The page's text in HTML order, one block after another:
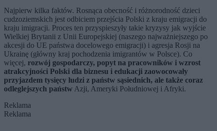
Najpierw kilka faktów. Rosnąca obecność i różnorodność dzieci
cudzoziemskich jest odbiciem przejścia Polski z kraju emigracji do
kraju imigracji. Proces ten przyspieszyły takie kryzysy jak wyjście
Wielkiej Brytanii z Unii Europejskiej (naszego najważniejszego po
akcesji do UE państwa docelowego emigracji) i agresja Rosji na
Ukrainę (główny kraj pochodzenia imigrantów w Polsce). Co
więcej, rozwój gospodarczy, popyt na pracowników i wzrost
atrakcyjności Polski dla biznesu i edukacji zaowocowały
przyjazdem tysięcy ludzi z państw sąsiednich, ale także coraz
odleglejszych państw Azji, Ameryki Południowej i Afryki.
Reklama
Reklama